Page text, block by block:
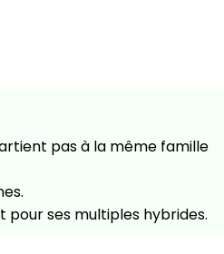
pas à la même famille
pour ses multiples hybrides.